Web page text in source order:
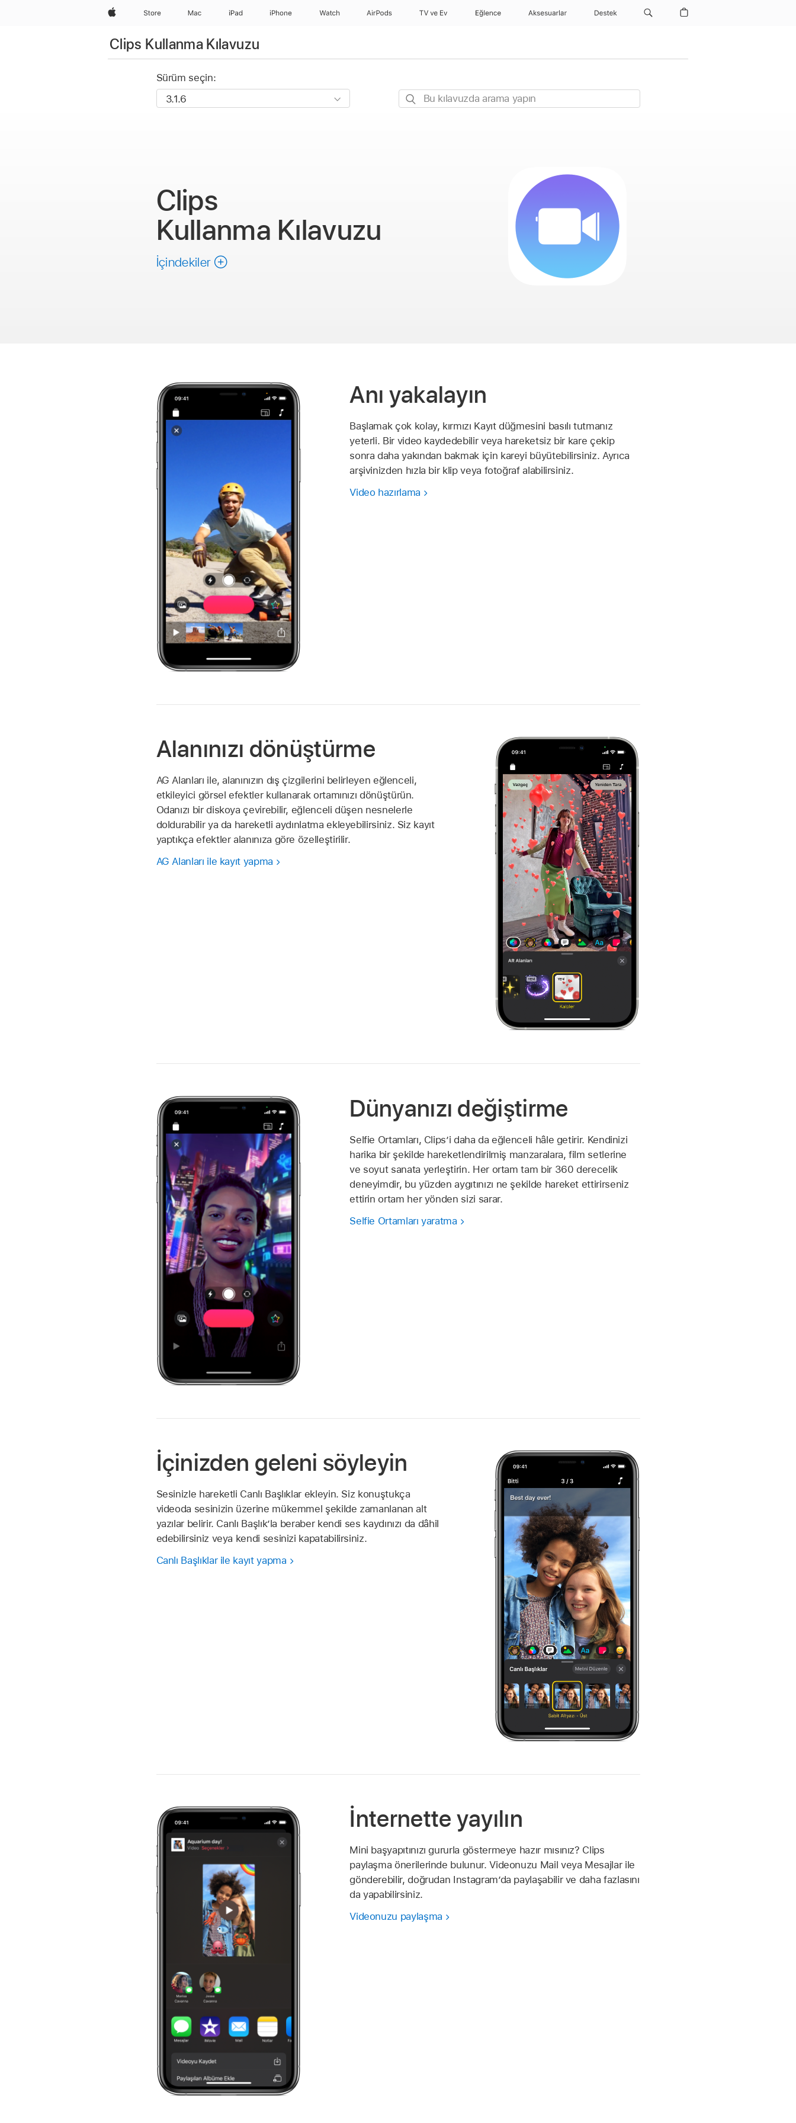
wzlhp Store Mac iPad iPhone Watch AirPods TV ve Ev Eğlence Aksesuarlar Destek
Clips Kullanma Kılavuzu
Sürüm seçin:
Bu
Clips
Kullanma Kılavuzu
İçindekiler
Anı yakalayın
Başlamak çok kolay, kırmızı Kayıt düğmesini basılı tutmanız
yeterli. Bir video kaydedebilir veya hareketsiz bir kare çekip
sonra daha yakından bakmak için kareyi büyütebilirsiniz. Ayrıca
arşivinizden hızla bir klip veya fotoğraf alabilirsiniz.
Video hazırlama
Alanınızı dönüştürme
AG Alanları ile, alanınızın dış çizgilerini belirleyen eğlenceli,
etkileyici görsel efektler kullanarak ortamınızı dönüştürün.
Odanızı bir diskoya çevirebilir, eğlenceli düşen nesnelerle
doldurabilir ya da hareketli aydınlatma ekleyebilirsiniz. Siz kayıt
yaptıkça efektler alanınıza göre özelleştirilir.
AG Alanları ile kayıt yapma
Dünyanızı değiştirme
Selfie Ortamları, Clips’i daha da eğlenceli hâle getirir. Kendinizi
harika bir şekilde hareketlendirilmiş manzaralara, film setlerine
ve soyut sanata yerleştirin. Her ortam tam bir 360 derecelik
deneyimdir, bu yüzden aygıtınızı ne şekilde hareket ettirirseniz
ettirin ortam her yönden sizi sarar.
Selfie Ortamları yaratma
İçinizden geleni söyleyin
Sesinizle hareketli Canlı Başlıklar ekleyin. Siz konuştukça
videoda sesinizin üzerine mükemmel şekilde zamanlanan alt
yazılar belirir. Canlı Başlık’la beraber kendi ses kaydınızı da dâhil
edebilirsiniz veya kendi sesinizi kapatabilirsiniz.
Canlı Başlıklar ile kayıt yapma
İnternette yayılın
Mini başyapıtınızı gururla göstermeye hazır mısınız? Clips
paylaşma önerilerinde bulunur. Videonuzu Mail veya Mesajlar ile
gönderebilir, doğrudan Instagram’da paylaşabilir ve daha fazlasını
da yapabilirsiniz.
Videonuzu paylaşma